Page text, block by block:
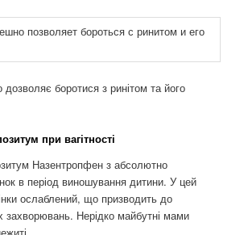
боротися з ринітом та його
при вагітності
Назентропфен з абсолютно
в період виношування дитини. У цей
ослаблений, що призводить до
захворювань. Нерідко майбутні мами